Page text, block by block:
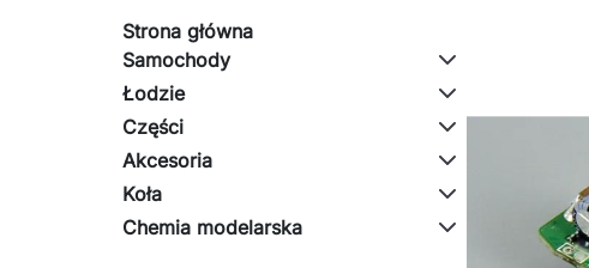
Strona główna
Samochody
Łodzie
Części
Akcesoria
Koła
Chemia modelarska